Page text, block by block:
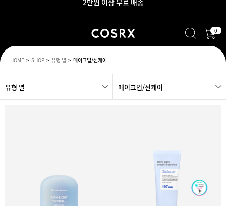
0
HOME SHOP 유형 별 메이크업/선케어